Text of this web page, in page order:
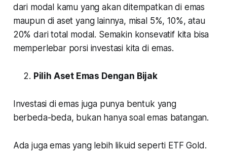
dari modal kamu yang akan ditempatkan di emas
maupun di aset yang lainnya, misal 5%, 10%, atau
20% dari total modal. Semakin konsevatif kita bisa
memperlebar porsi investasi kita di emas.
Pilih Aset Emas Dengan Bijak
Investasi di emas juga punya bentuk yang
berbeda-beda, bukan hanya soal emas batangan.
Ada juga emas yang lebih likuid seperti ETF Gold.